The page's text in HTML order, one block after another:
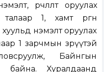
өөрчлөлт оруулах
1, хамт өргөн
нэмэлт оруулах
1 зарчмын зөрүүтэй
Байнгын
байна. Хуралдаанд